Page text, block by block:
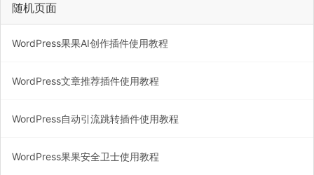
随机页面
WordPress果果AI创作插件使用教程
WordPress文章推荐插件使用教程
WordPress自动引流跳转插件使用教程
WordPress果果安全卫士使用教程